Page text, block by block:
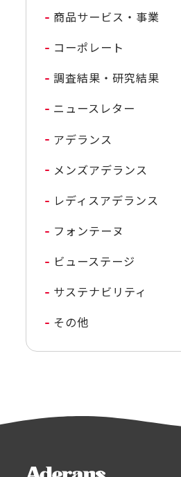
商品サービス・事業
コーポレート
調査結果・研究結果
ニュースレター
アデランス
メンズアデランス
レディスアデランス
フォンテーヌ
ビューステージ
サステナビリティ
その他